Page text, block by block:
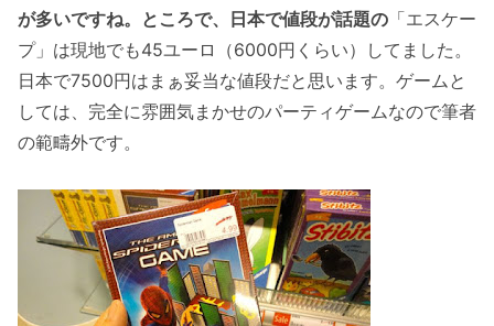
が多いですね。ところで、日本で値段が話題の 「エスケー
プ」は現地でも45ユーロ（6000円くらい）してました。
日本で7500円はまぁ妥当な値段だと思います。ゲームと
しては、完全に雰囲気まかせのパーティゲームなので筆者
の範疇外です。